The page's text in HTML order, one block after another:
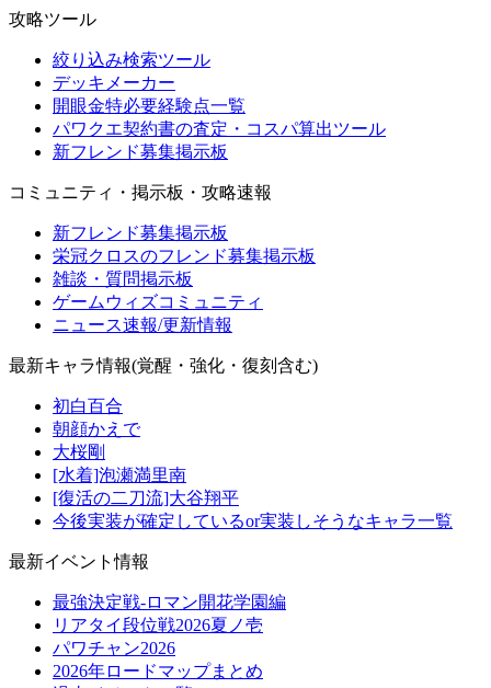
攻略ツール
絞り込み検索ツール
デッキメーカー
開眼金特必要経験点一覧
パワクエ契約書の査定・コスパ算出ツール
新フレンド募集掲示板
コミュニティ・掲示板・攻略速報
新フレンド募集掲示板
栄冠クロスのフレンド募集掲示板
雑談・質問掲示板
ゲームウィズコミュニティ
ニュース速報/更新情報
最新キャラ情報(覚醒・強化・復刻含む)
初白百合
朝顔かえで
大桜剛
[水着]泡瀬満里南
[復活の二刀流]大谷翔平
今後実装が確定しているor実装しそうなキャラ一覧
最新イベント情報
最強決定戦-ロマン開花学園編
リアタイ段位戦2026夏ノ壱
パワチャン2026
2026年ロードマップまとめ